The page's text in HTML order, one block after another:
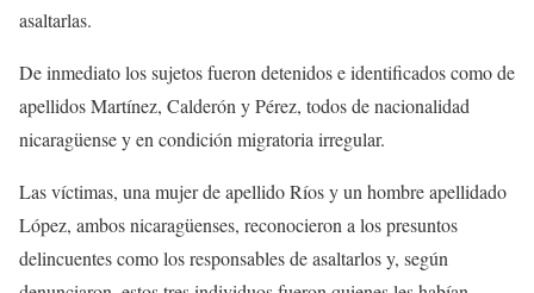
asaltarlas.
De inmediato los sujetos fueron detenidos e identificados como de
apellidos Martínez, Calderón y Pérez, todos de nacionalidad
nicaragüense y en condición migratoria irregular.
Las víctimas, una mujer de apellido Ríos y un hombre apellidado
López, ambos nicaragüenses, reconocieron a los presuntos
delincuentes como los responsables de asaltarlos y, según